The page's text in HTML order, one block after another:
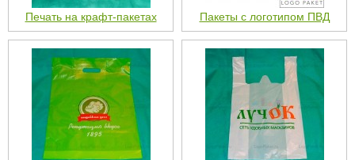
Печать на крафт-пакетах Пакеты с логотипом ПВД